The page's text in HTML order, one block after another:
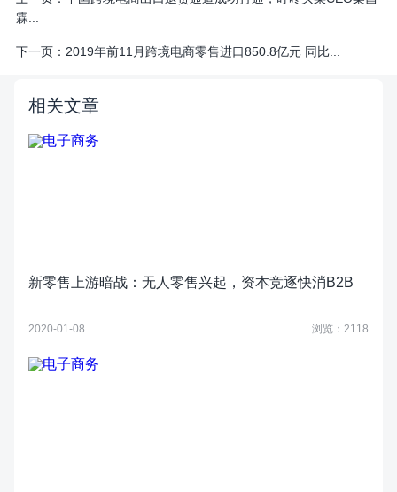
霖...
下一页： 2019年前11月跨境电商零售进口850.8亿元 同比...
相关文章
新零售上游暗战：无人零售兴起，资本竞逐快消B2B
2020-01-08 浏览：2118